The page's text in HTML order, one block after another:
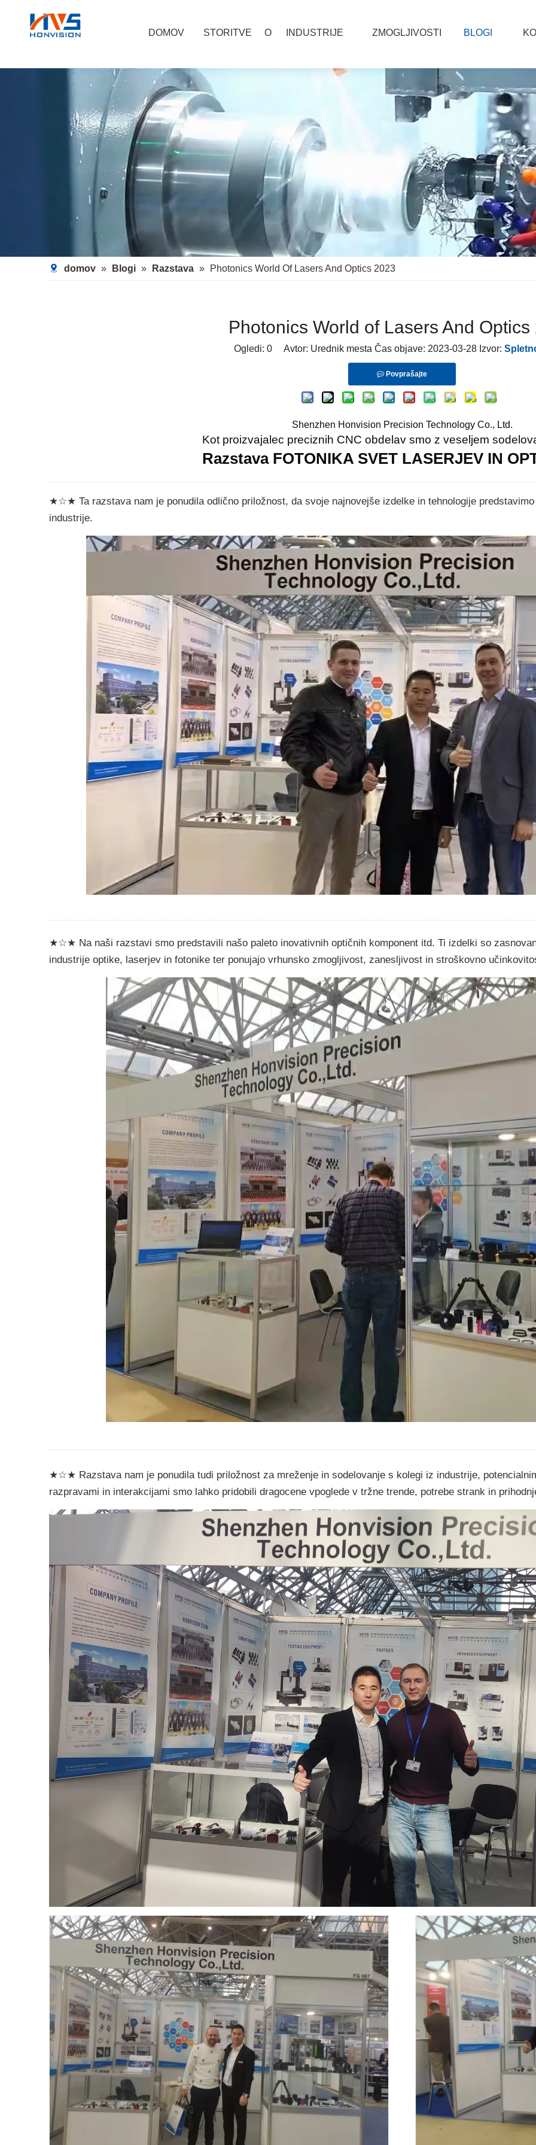
DOMOV STORITVE O INDUSTRIJE ZMOGLJIVOSTI BLOGI
domov » Blogi » Razstava » Photonics World Of Lasers And Optics 2023
Photonics World of Lasers And Optics
Ogledi: 0 Avtor: Urednik mesta Čas objave: 2023-03-28 Izvor:
Povprašajte
Shenzhen Honvision Precision Technology Co., Ltd.
Kot proizvajalec preciznih CNC obdelav smo z veseljem
Razstava FOTONIKA SVET LASERJEV IN
★☆★ Ta razstava nam je ponudila odlično priložnost, da svoje najnovejše izdelke in tehnologije
industrije.
★☆★ Na naši razstavi smo predstavili našo paleto inovativnih optičnih komponent itd. Ti izdelki so
industrije optike, laserjev in fotonike ter ponujajo vrhunsko zmogljivost, zanesljivost in stroškovno
★☆★ Razstava nam je ponudila tudi priložnost za mreženje in sodelovanje s kolegi iz industrije,
razpravami in interakcijami smo lahko pridobili dragocene vpoglede v tržne trende, potrebe strank in